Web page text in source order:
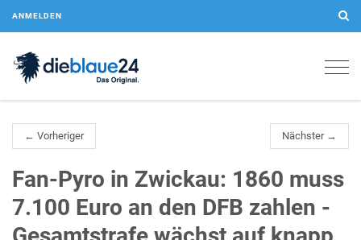
ANMELDEN
← Vorheriger Nächster →
Fan-Pyro in Zwickau: 1860 muss
7.100 Euro an den DFB zahlen -